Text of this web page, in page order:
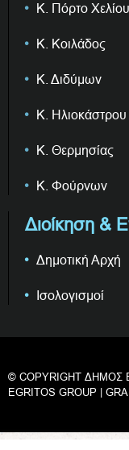
Κ. Πόρτο Χελίου
Κ. Κοιλάδος
Κ. Διδύμων
Κ. Ηλιοκάστρου
Κ. Θερμησίας
Κ. Φούρνων
Διοίκηση &
Δημοτική Αρχή
Ισολογισμοί
© COPYRIGHT ΔΗΜΟΣ
EGRITOS GROUP |